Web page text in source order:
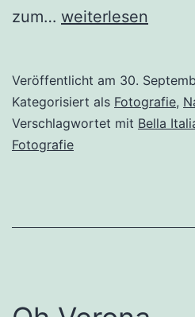
zum… Andre
Garten
am
Gardasee
weiterlesen
Veröffentlicht am 30.
Kategorisiert als Fotografie,
Verschlagwortet mit Bella
Fotografie